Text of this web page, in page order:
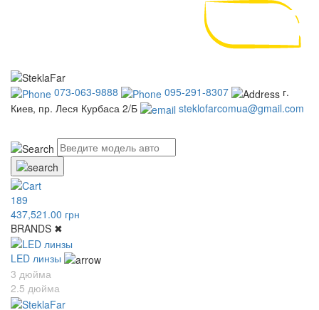
073-063-9888 095-291-8307
г.
Киев, пр. Леся Курбаса 2/Б
steklofarcomua@gmail.com
189
437,521.00 грн
BRANDS ✖
LED линзы
3 дюйма
2.5 дюйма